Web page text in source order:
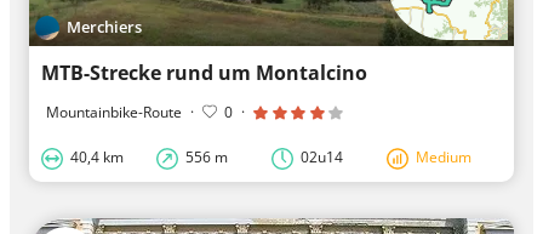
Merchiers
MTB-Strecke rund um Montalcino
Mountainbike-Route · 0 ·
40,4 km 556 m 02u14 Medium